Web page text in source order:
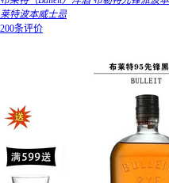
莱特波本威士忌
200条评价